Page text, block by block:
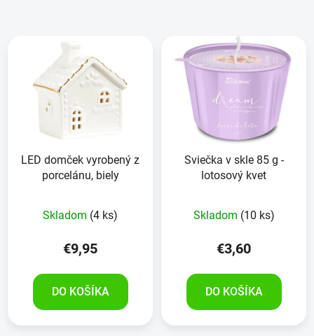
LED domček vyrobený z
porcelánu, biely
Skladom (4 ks)
€9,95
DO KOŠÍKA
Sviečka v skle 85 g -
lotosový kvet
Skladom (10 ks)
€3,60
DO KOŠÍKA